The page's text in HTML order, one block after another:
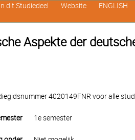
Aspekte der
4020149FNR voor alle
1e semester
dit Studiedeel Website ENGLISH